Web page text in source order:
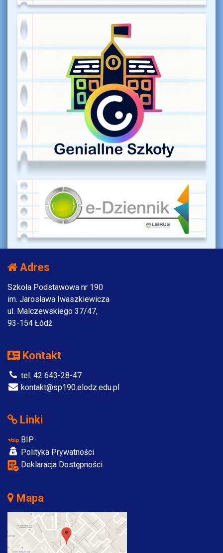
Adres
Szkoła Podstawowa nr 190
im. Jarosława Iwaszkiewicza
ul. Malczewskiego 37/47,
93-154 Łódź
Kontakt
tel. 42 643-28-47
kontakt@sp190.elodz.edu.pl
Linki
BIP
Polityka Prywatności
Deklaracja Dostępności
Mapa